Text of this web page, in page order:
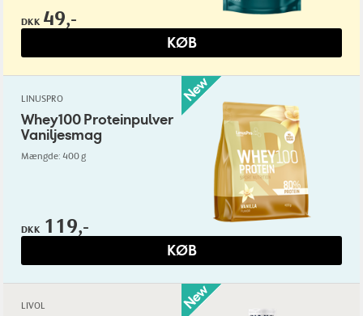
DKK 49,-
KØB
LINUSPRO
Whey100 Proteinpulver
Vaniljesmag
Mængde: 400 g
DKK 119,-
KØB
LIVOL